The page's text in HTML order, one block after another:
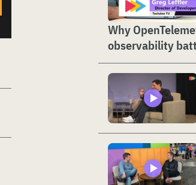
Why
observability